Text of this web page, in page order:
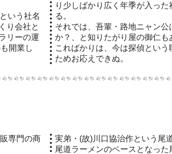
いう社名
り会社と
リーの運
開業し
り少しばかり広く年季が入っ
る。
それでは、吾輩・路地ニャン
か？、と知りたがり屋の御仁
こればかりは、今は探偵とい
ためお応えできぬ。
実弟・(故)川口協治作という尾
尾道ラーメンのベースとなっ